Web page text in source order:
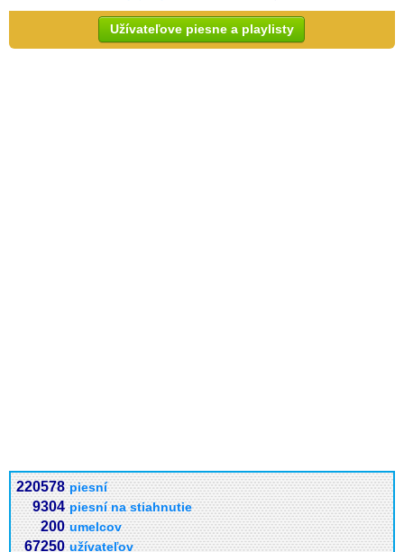
Užívateľove piesne a playlisty
220578 piesní
9304 piesní na stiahnutie
200 umelcov
67250 užívateľov